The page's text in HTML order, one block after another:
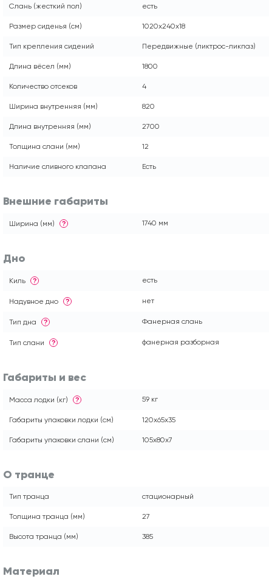
Слань (жесткий пол) есть
Размер сиденья (см) 1020x240x18
Тип крепления сидений Передвижные (ликтрос-ликпаз)
Длина вёсел (мм) 1800
Количество отсеков 4
Ширина внутренняя (мм) 820
Длина внутренняя (мм) 2700
Толщина слани (мм) 12
Наличие сливного клапана Есть
Внешние габариты
Ширина (мм) ? 1740 мм
Дно
Киль ? есть
Надувное дно ? нет
Тип дна ? Фанерная слань
Тип слани ? фанерная разборная
Габариты и вес
Масса лодки (кг) ? 59 кг
Габариты упаковки лодки (см) 120x65x35
Габариты упаковки слани (см) 105x80x7
О транце
Тип транца стационарный
Толщина транца (мм) 27
Высота транца (мм) 385
Материал